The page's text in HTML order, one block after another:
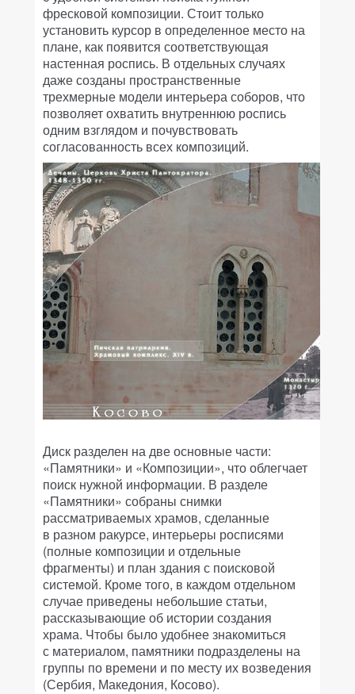
фресковой композиции. Стоит только
установить курсор в определенное место на
плане, как появится соответствующая
настенная роспись. В отдельных случаях
даже созданы пространственные
трехмерные модели интерьера соборов, что
позволяет охватить внутреннюю роспись
одним взглядом и почувствовать
согласованность всех композиций.
Диск разделен на две основные части:
«Памятники» и «Композиции», что облегчает
поиск нужной информации. В разделе
«Памятники» собраны снимки
рассматриваемых храмов, сделанные
в разном ракурсе, интерьеры росписями
(полные композиции и отдельные
фрагменты) и план здания с поисковой
системой. Кроме того, в каждом отдельном
случае приведены небольшие статьи,
рассказывающие об истории создания
храма. Чтобы было удобнее знакомиться
с материалом, памятники подразделены на
группы по времени и по месту их возведения
(Сербия, Македония, Косово).